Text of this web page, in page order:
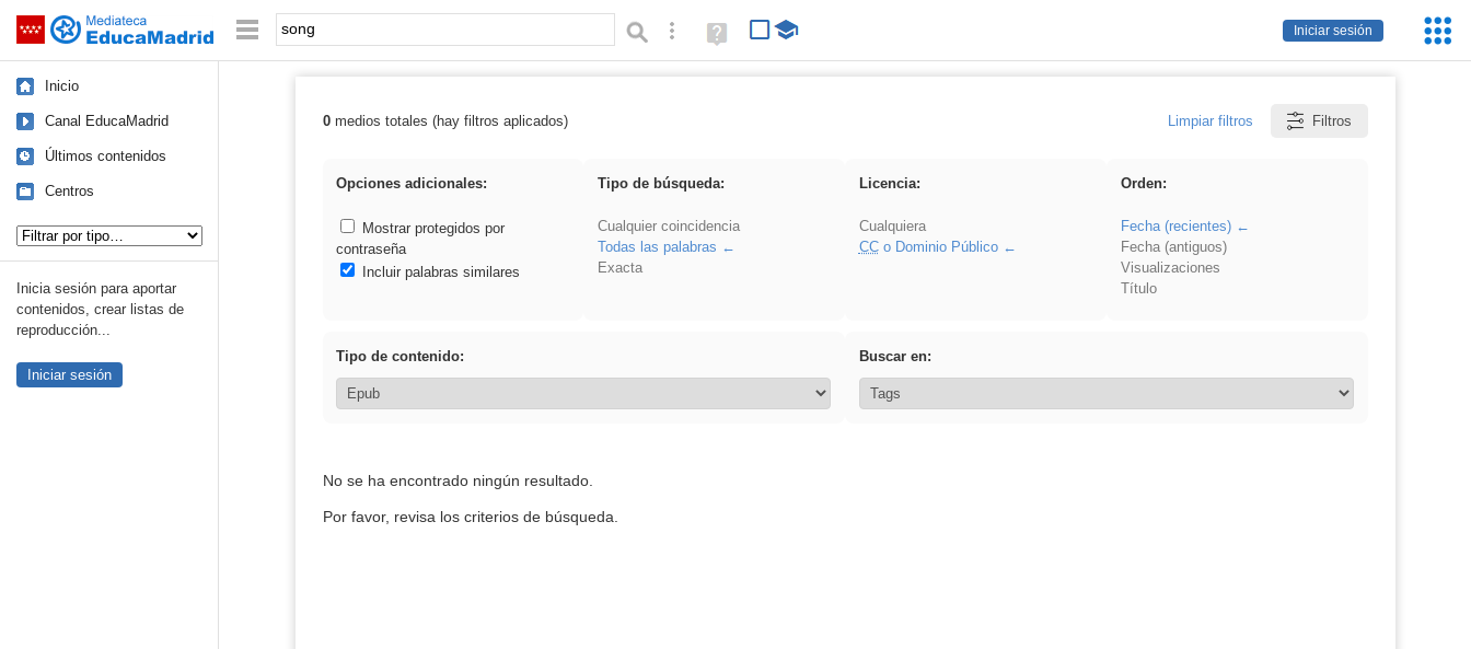
Saltar navegación
Iniciar sesión
Palabra o frase: Búsqueda avanzada
Ayuda
(en
Inicio
Canal EducaMadrid
Últimos contenidos
Centros
Inicia sesión para aportar
contenidos, crear listas de
reproducción...
Iniciar sesión
Resultados de: song
0medios totales (hay filtros aplicados) Limpiar filtros Filtros
Opciones adicionales:
Mostrar protegidos por
contraseña
Incluir palabras similares
Tipo de búsqueda:
Cualquier coincidencia
Todas las palabras
Exacta
Licencia:
Cualquiera
CCo Dominio Público
Orden:
Fecha (recientes)
Fecha (antiguos)
Visualizaciones
Título
Tipo de contenido: Buscar en:
No se ha encontrado ningún resultado.
Por favor, revisa los criterios de búsqueda.